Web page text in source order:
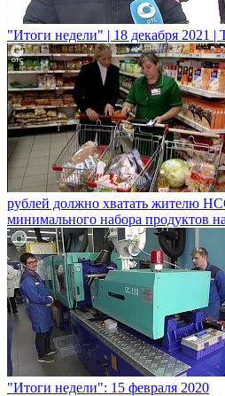
"Итоги недели" | 18 декабря 2021 |
рублей должно хватать жителю
минимального набора продуктов
"Итоги недели": 15 февраля 2020